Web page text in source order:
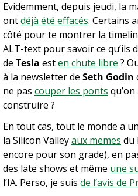
Evidemment, depuis jeudi, la
ont déjà été effacés. Certains
côté pour te montrer la
ALT-text pour savoir ce qu’ils
de Tesla est en chute libre ?
à la newsletter de Seth Godin
ne pas couper les ponts
construire ?
En tout cas, tout le monde a
la Silicon Valley aux memes du
encore pour son grade), en
des late shows et même une
l’IA. Perso, je suis de l’avis de